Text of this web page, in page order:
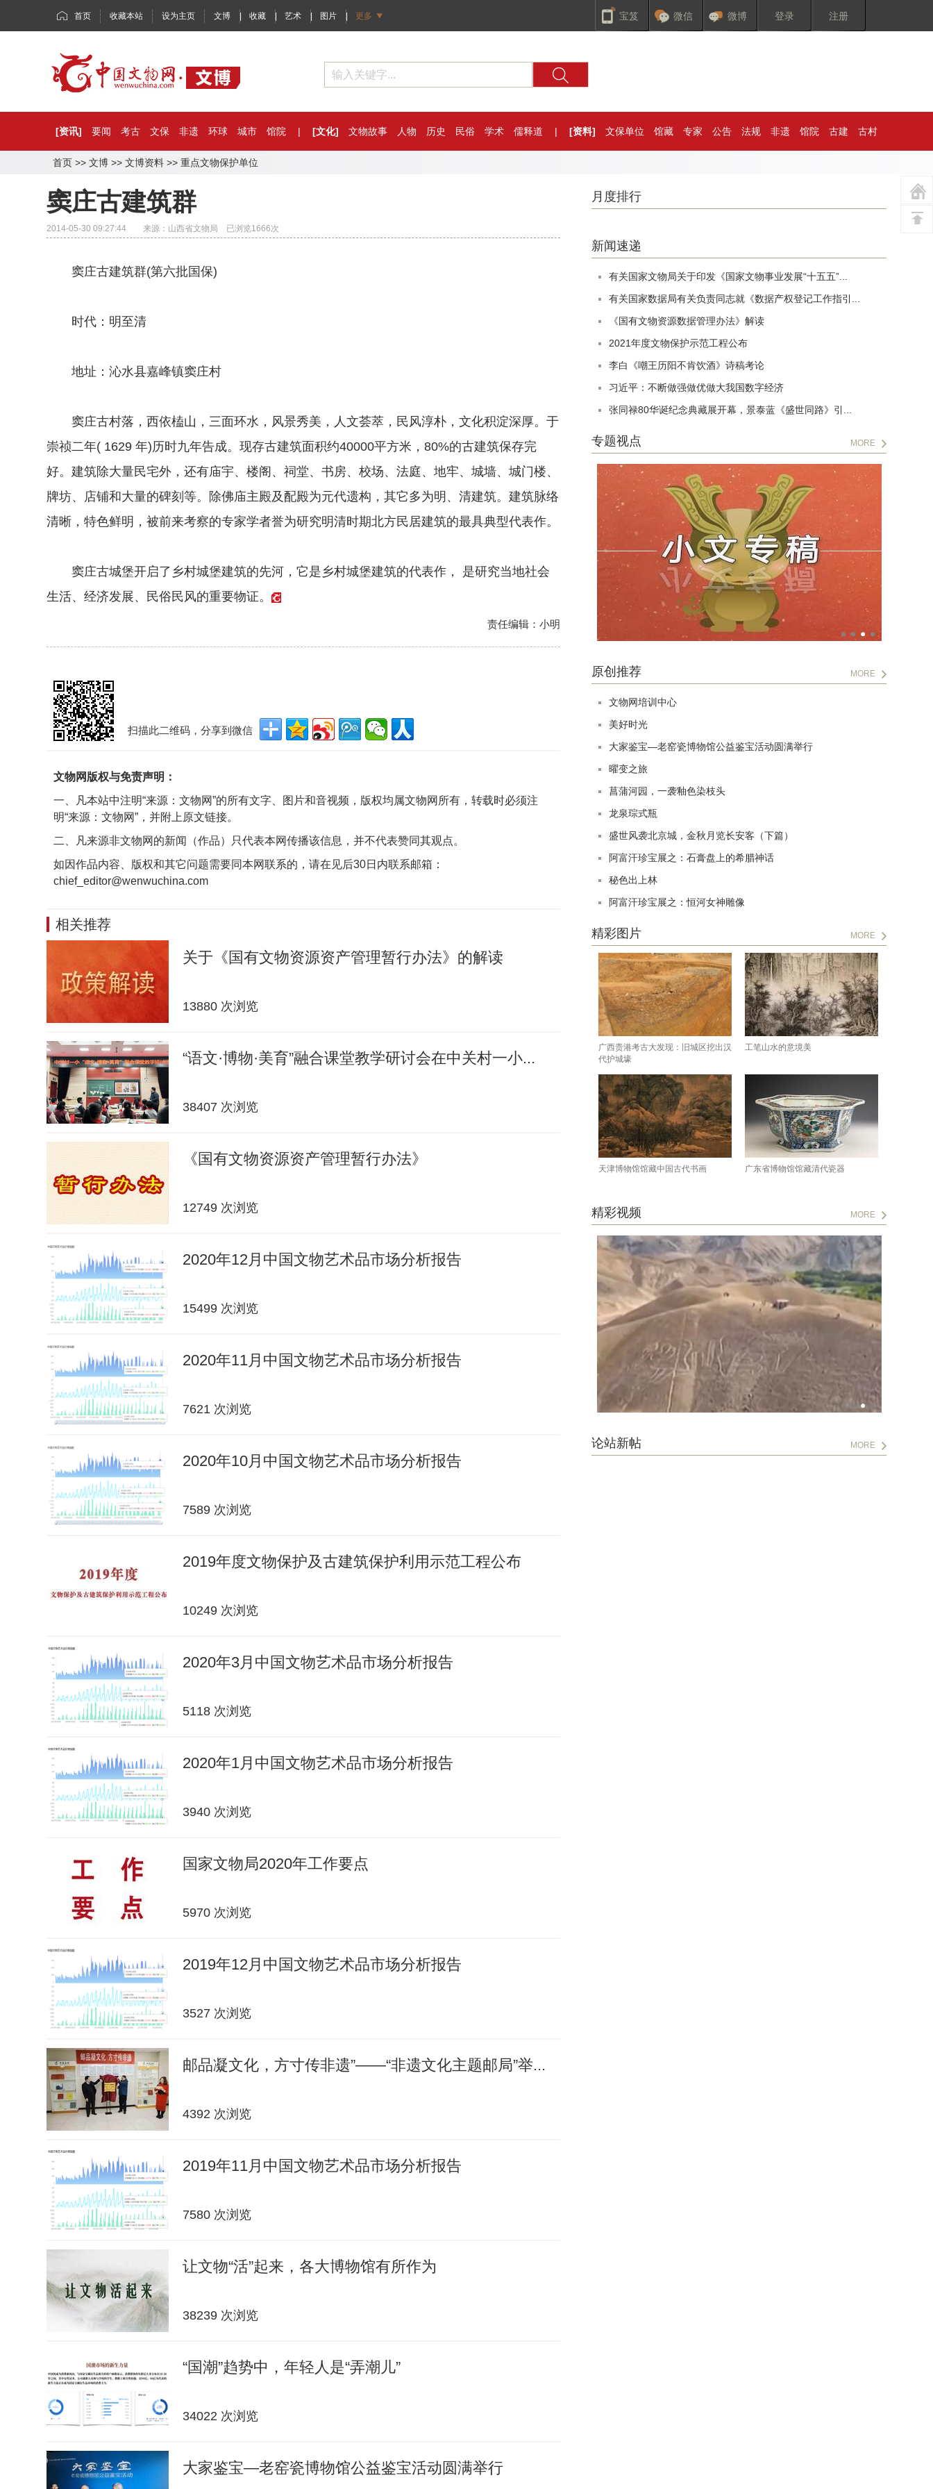
首页 收藏本站 设为主页 文博 | 收藏 | 艺术 | 图片 | 更多 宝笈 微信 微博 登录 注册
[资讯] 要闻 考古 文保 非遗 环球 城市 馆院 | [文化] 文物故事 人物 历史 民俗 学术 儒释道 | [资料] 文保单位 馆藏 专家 公告 法规 非遗 馆院 古建 古村
首页 >> 文博 >> 文博资料 >> 重点文物保护单位
窦庄古建筑群
2014-05-30 09:27:44 来源：山西省文物局 已浏览1666次
窦庄古建筑群(第六批国保)
时代：明至清
地址：沁水县嘉峰镇窦庄村
窦庄古村落，西依榼山，三面环水，风景秀美，人文荟萃，民风淳朴，文化积淀深厚。于
崇祯二年( 1629 年)历时九年告成。现存古建筑面积约40000平方米，80%的古建筑保存完
好。建筑除大量民宅外，还有庙宇、楼阁、祠堂、书房、校场、法庭、地牢、城墙、城门楼、
牌坊、店铺和大量的碑刻等。除佛庙主殿及配殿为元代遗构，其它多为明、清建筑。建筑脉络
清晰，特色鲜明，被前来考察的专家学者誉为研究明清时期北方民居建筑的最具典型代表作。
窦庄古城堡开启了乡村城堡建筑的先河，它是乡村城堡建筑的代表作， 是研究当地社会
生活、经济发展、民俗民风的重要物证。
责任编辑：小明
扫描此二维码，分享到微信
文物网版权与免责声明：
一、凡本站中注明“来源：文物网”的所有文字、图片和音视频，版权均属文物网所有，转载时必须注
明“来源：文物网”，并附上原文链接。
二、凡来源非文物网的新闻（作品）只代表本网传播该信息，并不代表赞同其观点。
如因作品内容、版权和其它问题需要同本网联系的，请在见后30日内联系邮箱：
chief_editor@wenwuchina.com
相关推荐
关于《国有文物资源资产管理暂行办法》的解读
13880 次浏览
“语文·博物·美育”融合课堂教学研讨会在中关村一小...
38407 次浏览
《国有文物资源资产管理暂行办法》
12749 次浏览
2020年12月中国文物艺术品市场分析报告
15499 次浏览
2020年11月中国文物艺术品市场分析报告
7621 次浏览
2020年10月中国文物艺术品市场分析报告
7589 次浏览
2019年度文物保护及古建筑保护利用示范工程公布
10249 次浏览
2020年3月中国文物艺术品市场分析报告
5118 次浏览
2020年1月中国文物艺术品市场分析报告
3940 次浏览
国家文物局2020年工作要点
5970 次浏览
2019年12月中国文物艺术品市场分析报告
3527 次浏览
邮品凝文化，方寸传非遗”——“非遗文化主题邮局”举...
4392 次浏览
2019年11月中国文物艺术品市场分析报告
7580 次浏览
让文物“活”起来，各大博物馆有所作为
38239 次浏览
“国潮”趋势中，年轻人是“弄潮儿”
34022 次浏览
大家鉴宝—老窑瓷博物馆公益鉴宝活动圆满举行
月度排行
新闻速递
有关国家文物局关于印发《国家文物事业发展“十五五”...
有关国家数据局有关负责同志就《数据产权登记工作指引...
《国有文物资源数据管理办法》解读
2021年度文物保护示范工程公布
李白《嘲王历阳不肯饮酒》诗稿考论
习近平：不断做强做优做大我国数字经济
张同禄80华诞纪念典藏展开幕，景泰蓝《盛世同路》引...
专题视点 MORE
原创推荐 MORE
文物网培训中心
美好时光
大家鉴宝—老窑瓷博物馆公益鉴宝活动圆满举行
曜变之旅
菖蒲河园，一袭釉色染枝头
龙泉琮式瓶
盛世风袭北京城，金秋月览长安客（下篇）
阿富汗珍宝展之：石膏盘上的希腊神话
秘色出上林
阿富汗珍宝展之：恒河女神雕像
精彩图片 MORE
广西贵港考古大发现：旧城区挖出汉
代护城壕
工笔山水的意境美
天津博物馆馆藏中国古代书画 广东省博物馆馆藏清代瓷器
精彩视频 MORE
论站新帖 MORE